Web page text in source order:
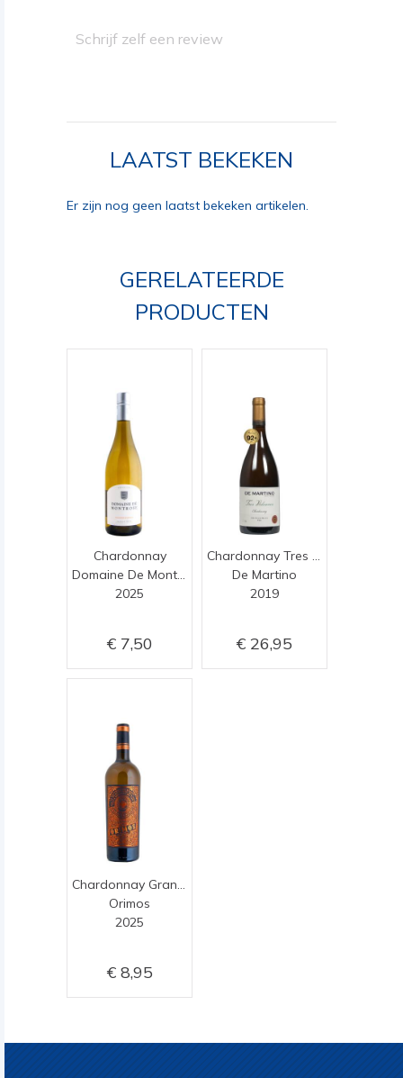
Schrijf zelf een review
LAATST BEKEKEN
Er zijn nog geen laatst bekeken artikelen.
GERELATEERDE
PRODUCTEN
Chardonnay
2025
7,50
De Martino
2019
26,95
Chardonnay Grande Reserve
Orimos
2025
8,95